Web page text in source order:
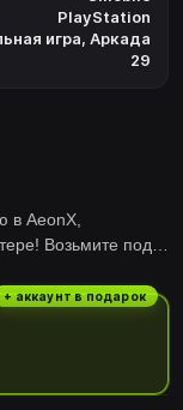
PlayStation
игра, Аркада
29
в AeonX,
Возьмите под
аркадными
точные
огня,
с эффектами 2D-
чтобы усилить
врагов. С
+ аккаунт в подарок